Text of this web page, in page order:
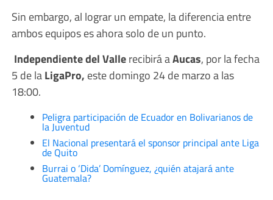
Sin embargo, al lograr un empate, la diferencia entre
ambos equipos es ahora solo de un punto.
Independiente del Vallerecibirá aAucas, por la fecha
5 de laLigaPro, este domingo 24 de marzo a las
18:00.
Peligra participación de Ecuador en Bolivarianos de
la Juventud
El Nacional presentará el sponsor principal ante Liga
de Quito
Burrai o ‘Dida’ Domínguez, ¿quién atajará ante
Guatemala?